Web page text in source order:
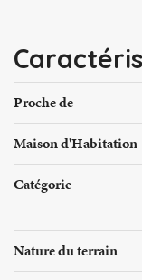
Proche de
Maison d'Habitation
Catégorie
Nature du terrain